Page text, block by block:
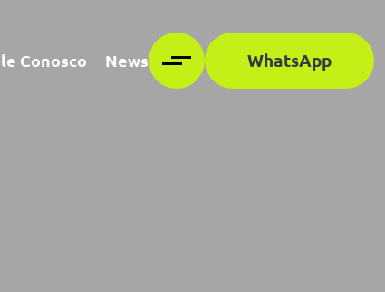
Conosco News WhatsApp